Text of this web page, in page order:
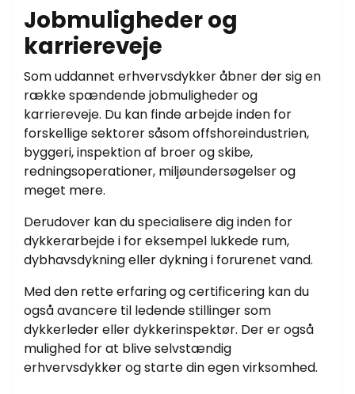
Jobmuligheder og
karriereveje
Som uddannet erhvervsdykker åbner der sig en
række spændende jobmuligheder og
karriereveje. Du kan finde arbejde inden for
forskellige sektorer såsom offshoreindustrien,
byggeri, inspektion af broer og skibe,
redningsoperationer, miljøundersøgelser og
meget mere.
Derudover kan du specialisere dig inden for
dykkerarbejde i for eksempel lukkede rum,
dybhavsdykning eller dykning i forurenet vand.
Med den rette erfaring og certificering kan du
også avancere til ledende stillinger som
dykkerleder eller dykkerinspektør. Der er også
mulighed for at blive selvstændig
erhvervsdykker og starte din egen virksomhed.